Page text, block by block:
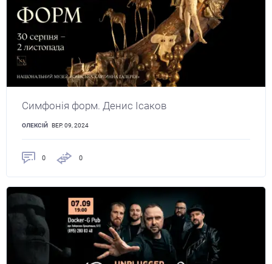
Симфонія форм. Денис Ісаков
ОЛЕКСІЙ ВЕР. 09, 2024
0 0